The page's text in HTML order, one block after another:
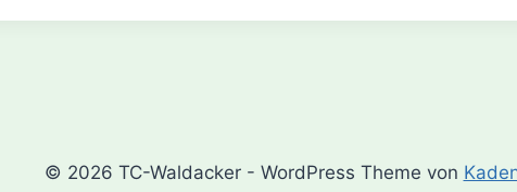
© 2026 TC-Waldacker - WordPress Theme von